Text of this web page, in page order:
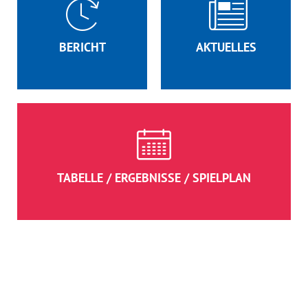
BERICHT AKTUELLES
TABELLE / ERGEBNISSE / SPIELPLAN